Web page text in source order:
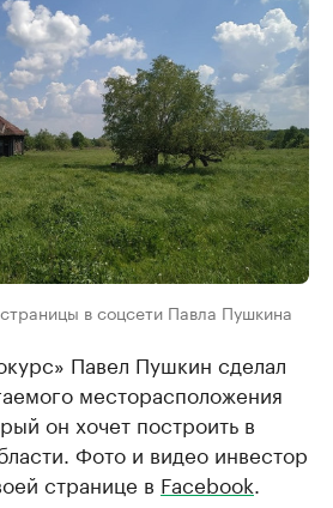
в соцсети Павла Пушкина
Павел Пушкин сделал
месторасположения
он хочет построить в
Фото и видео инвестор
странице в Facebook